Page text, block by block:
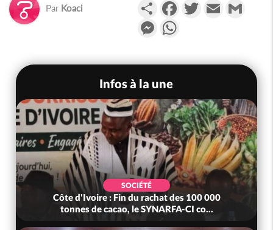
Par Koaci PartagerFacebookTwitterEmail
Messenger
Infos à la une
SOCIÉTÉ
Côte d'Ivoire : Fin du rachat des 100 000
tonnes de cacao, le SYNARFA-CI co...